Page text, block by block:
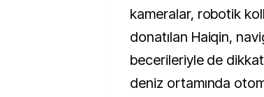
kameralar, robotik
donatılan Haiqin,
becerileriyle de
deniz ortamında